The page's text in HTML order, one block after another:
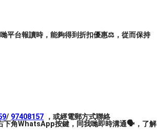
，以及推廣樂
器及樂隊培訓
學員提供一個
可幫助小朋友
等，令學員之
學員展示他們
以及豐富的演
「學樂器」的
平台報讀時，能夠得到折扣優惠⚖️，從而保持
/ 97408157 ，或經電郵方式聯絡
下角WhatsApp按鍵，同我哋即時溝通🗣️，了解